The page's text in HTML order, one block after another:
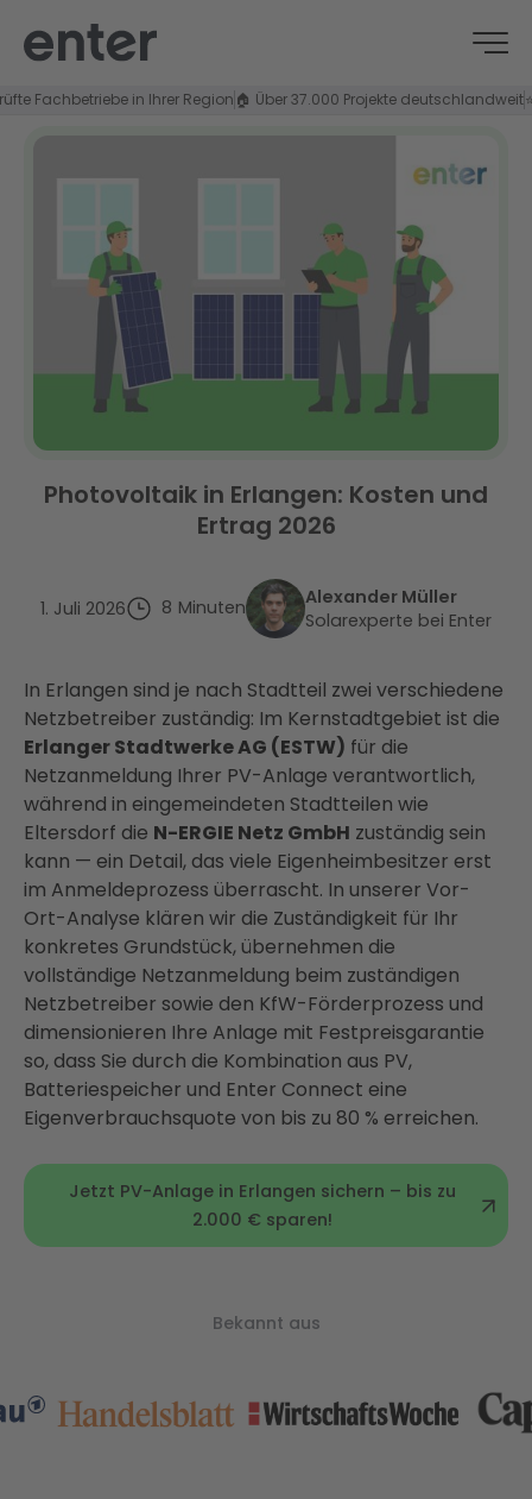
in Ihrer Region🏠 Über 37.000 Projekte deutschlandweit⭐
Photovoltaik in Erlangen: Kosten und
Ertrag 2026
1. Juli 2026 8 Minuten
Alexander Müller
Solarexperte bei Enter
In Erlangen sind je nach Stadtteil zwei verschiedene
Netzbetreiber zuständig: Im Kernstadtgebiet ist die
Erlanger Stadtwerke AG (ESTW) für die
Netzanmeldung Ihrer PV-Anlage verantwortlich,
während in eingemeindeten Stadtteilen wie
Eltersdorf die N-ERGIE Netz GmbH zuständig sein
kann — ein Detail, das viele Eigenheimbesitzer erst
im Anmeldeprozess überrascht. In unserer Vor-
Ort-Analyse klären wir die Zuständigkeit für Ihr
konkretes Grundstück, übernehmen die
vollständige Netzanmeldung beim zuständigen
Netzbetreiber sowie den KfW-Förderprozess und
dimensionieren Ihre Anlage mit Festpreisgarantie
so, dass Sie durch die Kombination aus PV,
Batteriespeicher und Enter Connect eine
Eigenverbrauchsquote von bis zu 80 % erreichen.
Jetzt PV-Anlage in Erlangen sichern – bis zu
2.000 € sparen!
Bekannt aus